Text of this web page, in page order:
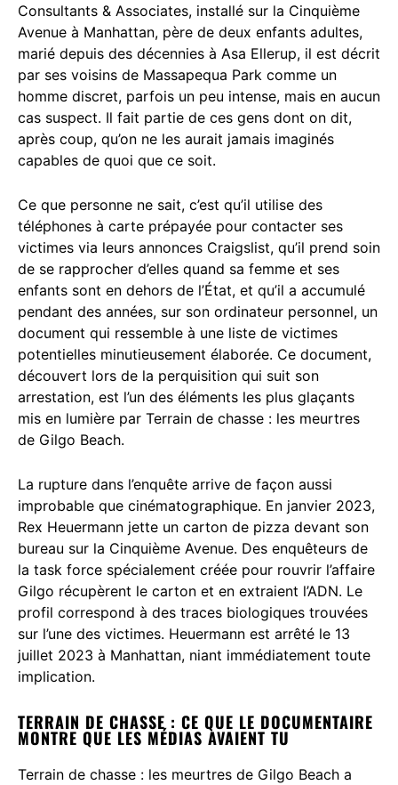
Consultants & Associates, installé sur la Cinquième
Avenue à Manhattan, père de deux enfants adultes,
marié depuis des décennies à Asa Ellerup, il est décrit
par ses voisins de Massapequa Park comme un
homme discret, parfois un peu intense, mais en aucun
cas suspect. Il fait partie de ces gens dont on dit,
après coup, qu’on ne les aurait jamais imaginés
capables de quoi que ce soit.
Ce que personne ne sait, c’est qu’il utilise des
téléphones à carte prépayée pour contacter ses
victimes via leurs annonces Craigslist, qu’il prend soin
de se rapprocher d’elles quand sa femme et ses
enfants sont en dehors de l’État, et qu’il a accumulé
pendant des années, sur son ordinateur personnel, un
document qui ressemble à une liste de victimes
potentielles minutieusement élaborée. Ce document,
découvert lors de la perquisition qui suit son
arrestation, est l’un des éléments les plus glaçants
mis en lumière par Terrain de chasse : les meurtres
de Gilgo Beach.
La rupture dans l’enquête arrive de façon aussi
improbable que cinématographique. En janvier 2023,
Rex Heuermann jette un carton de pizza devant son
bureau sur la Cinquième Avenue. Des enquêteurs de
la task force spécialement créée pour rouvrir l’affaire
Gilgo récupèrent le carton et en extraient l’ADN. Le
profil correspond à des traces biologiques trouvées
sur l’une des victimes. Heuermann est arrêté le 13
juillet 2023 à Manhattan, niant immédiatement toute
implication.
TERRAIN DE CHASSE : CE QUE LE DOCUMENTAIRE
MONTRE QUE LES MÉDIAS AVAIENT TU
Terrain de chasse : les meurtres de Gilgo Beach a